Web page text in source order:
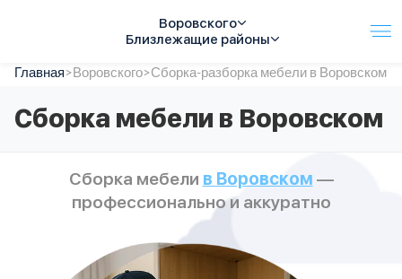
Воровского
Близлежащие районы
Услуги
Автопарк
Тарифы
О компании
Отзывы
Контакты
Главная>Воровского>Сборка-разборка мебели в Воровском
Сборка мебели в Воровском
Сборка мебели в Воровском —
профессионально и аккуратно